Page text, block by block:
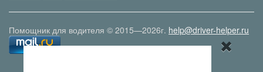
Помощник для водителя © 2015—2026г. help@driver-helper.ru